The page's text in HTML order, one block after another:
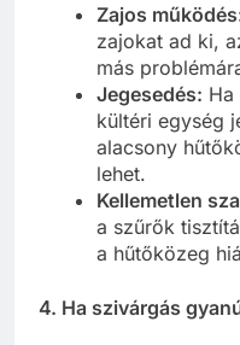
Zajos
zajokat ad ki,
más
Jegesedés:
kültéri egység
alacsony
lehet.
Kellemetlen
a szűrők
a hűtőközeg
4. Ha szivárgás